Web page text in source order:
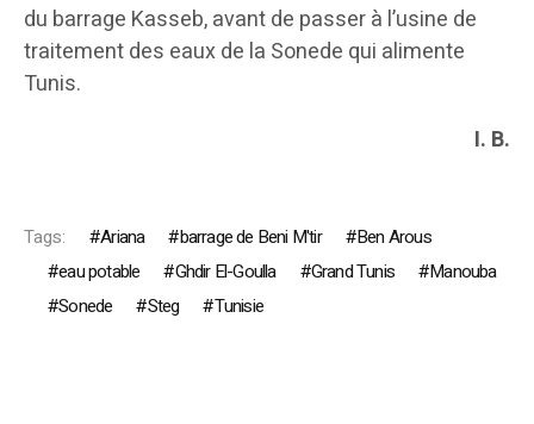
du barrage Kasseb, avant de passer à l’usine de
traitement des eaux de la Sonede qui alimente
Tunis.
I. B.
Tags: Ariana barrage de Beni M'tir
Ben Arous
eau potable
Ghdir El-Goulla Grand Tunis
Manouba
Sonede
Steg Tunisie